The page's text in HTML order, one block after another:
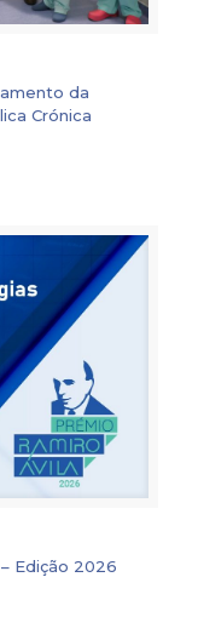
da
Crónica
Edição 2026